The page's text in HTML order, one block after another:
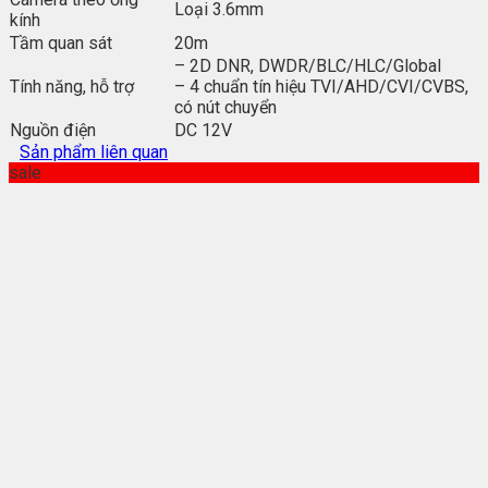
kính
Loại 3.6mm
Tầm quan sát
20m
Tính năng, hỗ trợ
– 2D DNR, DWDR/BLC/HLC/Global
– 4 chuẩn tín hiệu TVI/AHD/CVI/CVBS,
có nút chuyển
Nguồn điện
DC 12V
Sản phẩm liên quan
sale